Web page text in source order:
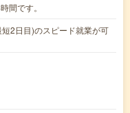
間です。
2日目)のスピード就業が可